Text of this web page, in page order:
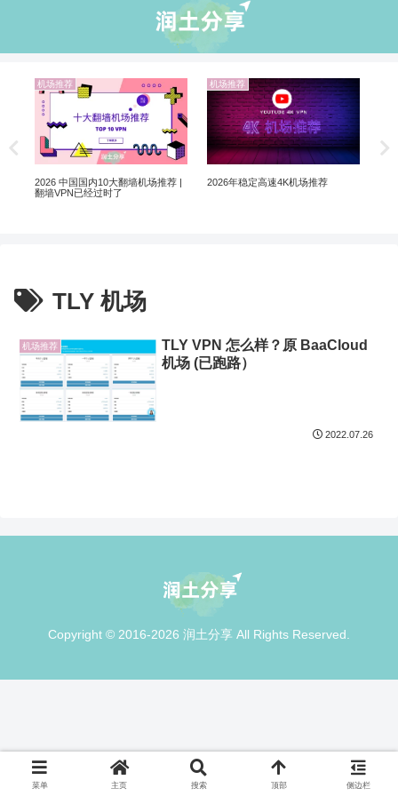
机场推荐
2026 中国国内10大翻墙机场推荐 |
翻墙VPN已经过时了
机场推荐
2026年稳定高速4K机场推荐
TLY 机场
机场推荐
TLY VPN 怎么样？原 BaaCloud
机场 (已跑路）
2022.07.26
Copyright © 2016-2026 润土分享 All Rights Reserved.
菜单 主页 搜索 顶部 侧边栏